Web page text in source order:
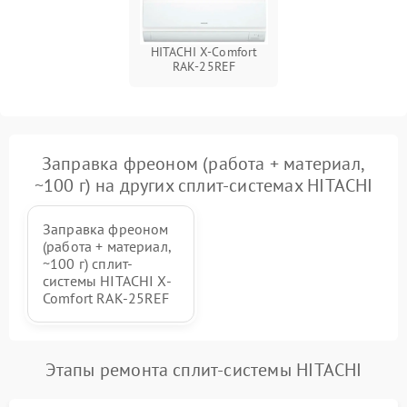
HITACHI X-Comfort
RAK-25REF
Заправка фреоном (работа + материал,
~100 г) на других сплит-системах HITACHI
Заправка фреоном
(работа + материал,
~100 г) сплит-
системы HITACHI X-
Comfort RAK-25REF
Этапы ремонта сплит-системы HITACHI